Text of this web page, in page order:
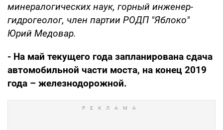
минералогических наук, горный инженер-
гидрогеолог, член партии РОДП "Яблоко"
Юрий Медовар.
- На май текущего года запланирована сдача
автомобильной части моста, на конец 2019
года – железнодорожной.